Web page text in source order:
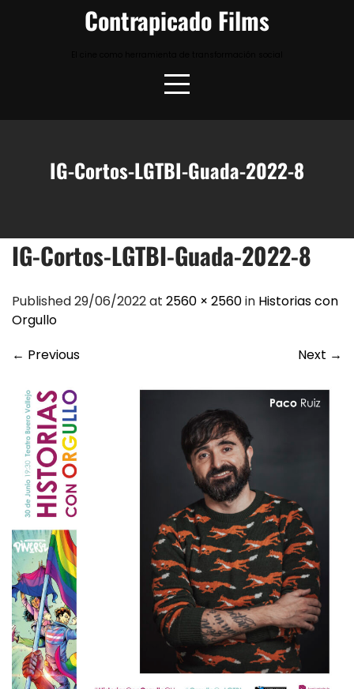
Contrapicado Films
IG-Cortos-LGTBI-Guada-2022-8
IG-Cortos-LGTBI-Guada-2022-8
Published 29/06/2022 at 2560 × 2560in Historias con
Orgullo
← Previous Next →